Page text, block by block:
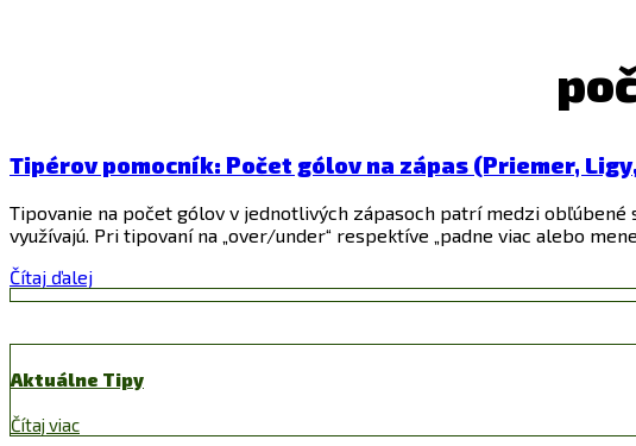
Tipérov pomocník: Počet gólov na zápas (Priemer,
Tipovanie na počet gólov v jednotlivých zápasoch patrí medzi
využívajú. Pri tipovaní na „over/under“ respektíve „padne viac alebo
Čítaj ďalej
Aktuálne Tipy
Čítaj viac